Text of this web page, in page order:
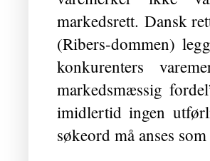
markedsrett.Dansk
(Ribers-dommen)
konkurenters
markedsmæssig
imidlertid ingen
søkeord må anses